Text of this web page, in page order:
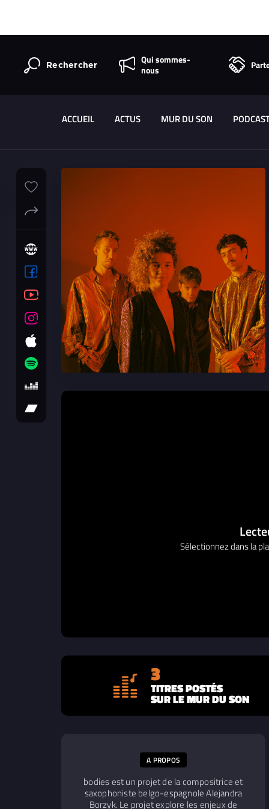
Rechercher
Qui sommes-
nous
ACCUEIL ACTUS MUR DU SON
Sélectionnez dans la
3
TITRES POSTÉS
SUR LE MUR DU SON
A PROPOS
bodies est un projet de la compositrice et
saxophoniste belgo-espagnole Alejandra
Borzyk. Le projet explore les enjeux de